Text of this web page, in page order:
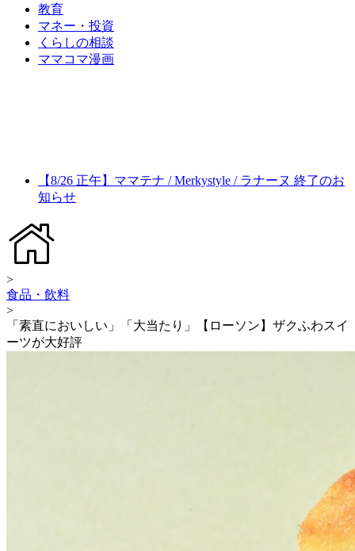
教育
マネー・投資
くらしの相談
ママコマ漫画
【8/26 正午】ママテナ / Merkystyle / ラナーヌ 終了のお
知らせ
>
食品・飲料
>
「素直においしい」「大当たり」【ローソン】ザクふわスイ
ーツが大好評